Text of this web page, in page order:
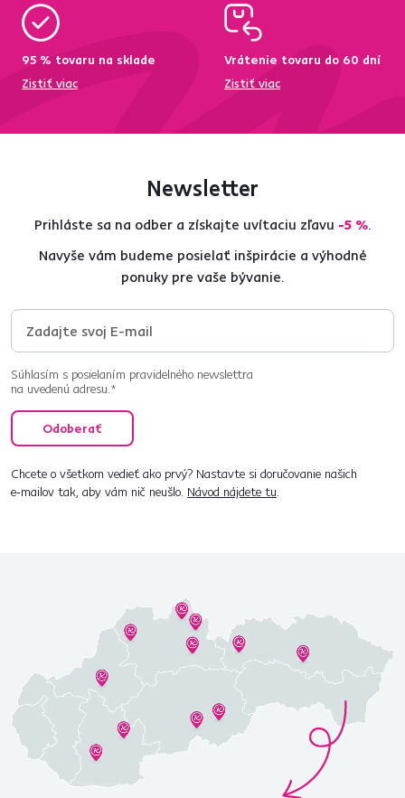
95 % tovaru na sklade
Zistiť viac
Vrátenie tovaru do 60 dní
Zistiť viac
Newsletter
Prihláste sa na odber a získajte uvítaciu zľavu -5 %.
Navyše vám budeme posielať inšpirácie a výhodné
ponuky pre vaše bývanie.
Súhlasím s posielaním pravidelného newslettra
na uvedenú adresu.*
Odoberať
Chcete o všetkom vedieť ako prvý? Nastavte si doručovanie našich
e‑mailov tak, aby vám nič neušlo. Návod nájdete tu.